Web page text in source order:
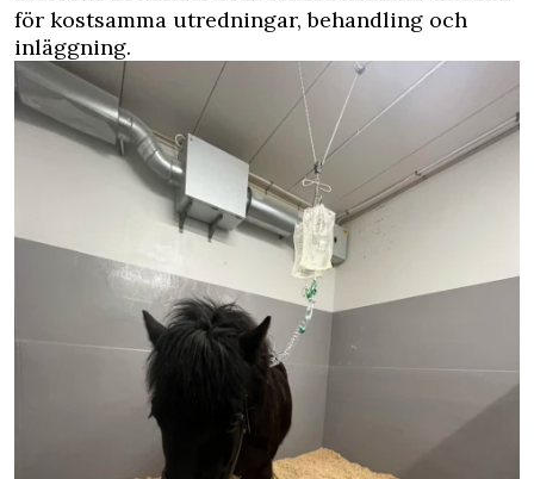
för kostsamma utredningar, behandling och
inläggning.